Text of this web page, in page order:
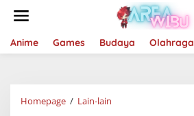
Anime Games Budaya Olahraga
Homepage / Lain-lain